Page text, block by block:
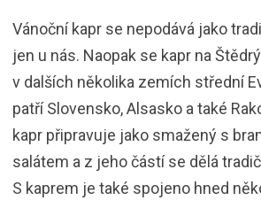
Vánoční kapr se nepodává jako
jen u nás. Naopak se kapr na
v dalších několika zemích střední
patří Slovensko, Alsasko a také
kapr připravuje jako smažený s
salátem a z jeho částí se dělá
S kaprem je také spojeno hned